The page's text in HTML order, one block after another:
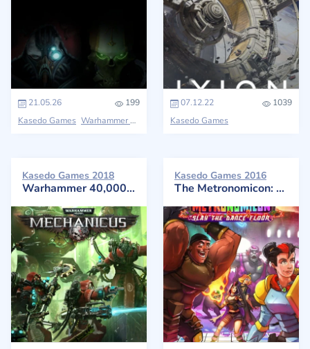
21.05.26
199
Kasedo Games Warhammer 40,000
07.12.22
1039
Kasedo Games
Kasedo Games 2018
Warhammer 40,000: Mechanicus
Kasedo Games 2016
The Metronomicon: Slay the Dance Floor